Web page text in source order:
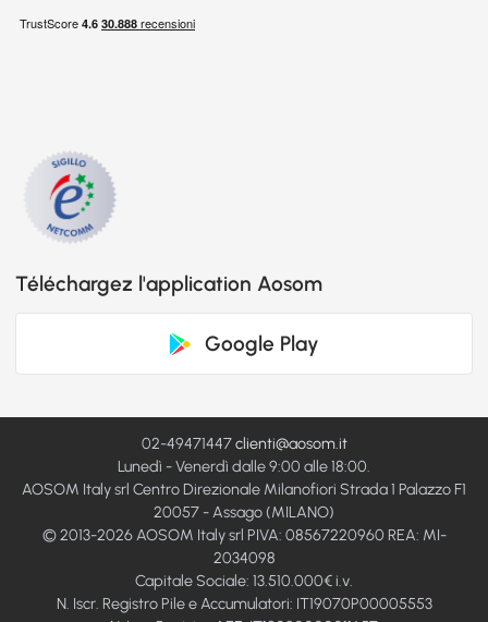
Téléchargez l'application Aosom
Google Play
02-49471447clienti@aosom.it
Lunedì - Venerdì dalle 9:00 alle 18:00.
AOSOM Italy srl Centro Direzionale Milanofiori Strada 1 Palazzo F1
20057 - Assago (MILANO)
© 2013-2026 AOSOM Italy srl PIVA: 08567220960 REA: MI-
2034098
Capitale Sociale: 13.510.000€ i.v.
N. Iscr. Registro Pile e Accumulatori: IT19070P00005553